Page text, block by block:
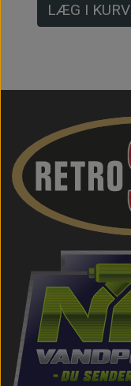
LÆG I KURV